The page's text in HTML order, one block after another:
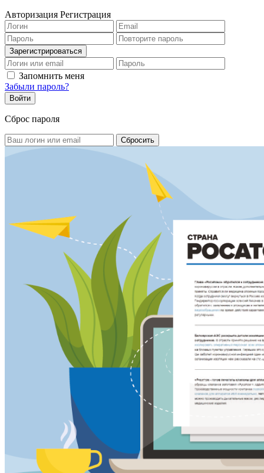
Авторизация Регистрация
Запомнить меня
Забыли пароль?
Сброс пароля